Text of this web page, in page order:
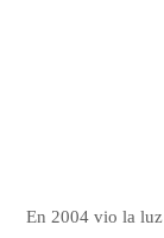
En 2004 vio la